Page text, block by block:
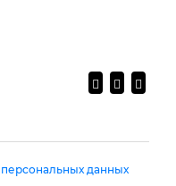
данных